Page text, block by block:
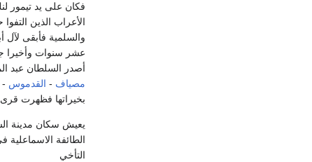
فكان على يد تيمور
الأعراب الذين
والسلمية فأبقى
أصدر السلطان عبد
مصياف - القدموس -
بخيراتها فظهرت قرى
يعيش سكان مدينة
الطائفة
التأخي